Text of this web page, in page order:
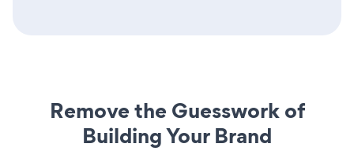
Remove the Guesswork of
Building Your Brand